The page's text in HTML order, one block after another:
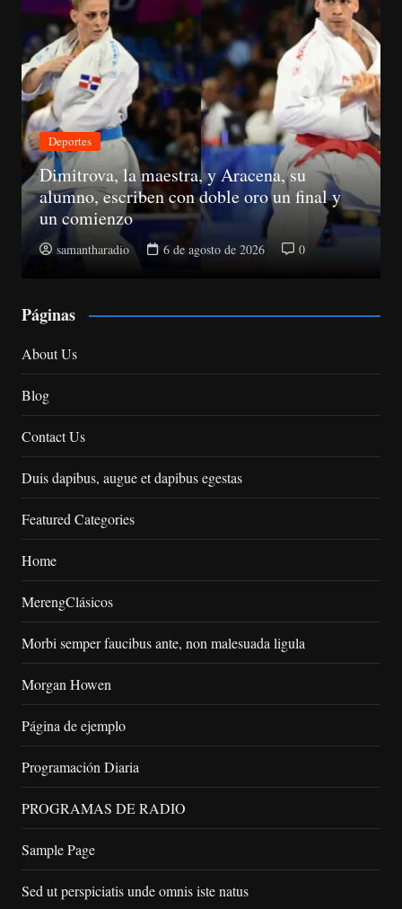
Deportes
Dimitrova, la maestra, y Aracena, su
alumno, escriben con doble oro un final y
un comienzo
samantharadio 6 de agosto de 2026 0
Páginas
About Us
Blog
Contact Us
Duis dapibus, augue et dapibus egestas
Featured Categories
Home
MerengClásicos
Morbi semper faucibus ante, non malesuada ligula
Morgan Howen
Página de ejemplo
Programación Diaria
PROGRAMAS DE RADIO
Sample Page
Sed ut perspiciatis unde omnis iste natus